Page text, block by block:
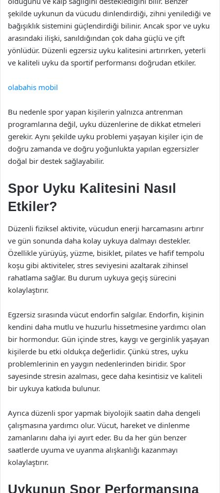
şekilde uykunun da vücudu dinlendirdiği, zihni yenilediği ve
bağışıklık sistemini güçlendirdiği bilinir. Ancak spor ve uyku
arasındaki ilişki, sanıldığından çok daha güçlü ve çift
yönlüdür. Düzenli egzersiz uyku kalitesini artırırken, yeterli
ve kaliteli uyku da sportif performansı doğrudan etkiler.
olabahis mobil
Bu nedenle spor yapan kişilerin yalnızca antrenman
programlarına değil, uyku düzenlerine de dikkat etmeleri
gerekir. Aynı şekilde uyku problemi yaşayan kişiler için de
doğru zamanda ve doğru yoğunlukta yapılan egzersizler
doğal bir destek sağlayabilir.
Spor Uyku Kalitesini Nasıl
Etkiler?
Düzenli fiziksel aktivite, vücudun enerji harcamasını artırır
ve gün sonunda daha kolay uykuya dalmayı destekler.
Özellikle yürüyüş, yüzme, bisiklet, pilates ve hafif tempolu
koşu gibi aktiviteler, stres seviyesini azaltarak zihinsel
rahatlama sağlar. Bu durum uykuya geçiş sürecini
kolaylaştırır.
Egzersiz sırasında vücut endorfin salgılar. Endorfin, kişinin
kendini daha mutlu ve huzurlu hissetmesine yardımcı olan
bir hormondur. Gün içinde stres, kaygı ve gerginlik yaşayan
kişilerde bu etki oldukça değerlidir. Çünkü stres, uyku
problemlerinin en yaygın nedenlerinden biridir. Spor
sayesinde stresin azalması, gece daha kesintisiz ve kaliteli
bir uykuya katkıda bulunur.
Ayrıca düzenli spor yapmak biyolojik saatin daha dengeli
çalışmasına yardımcı olur. Vücut, hareket ve dinlenme
zamanlarını daha iyi ayırt eder. Bu da her gün benzer
saatlerde uyuma ve uyanma alışkanlığı kazanmayı
kolaylaştırır.
Uykunun Spor Performansına